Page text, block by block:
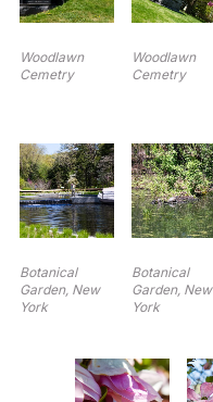
Woodlawn
Cemetry
Woodlawn
Cemetry
Botanical
Garden, New
York
Botanical
Garden, New
York